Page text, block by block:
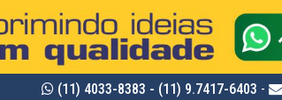
(11) 4033-8383 - (11) 9.7417-6403 -